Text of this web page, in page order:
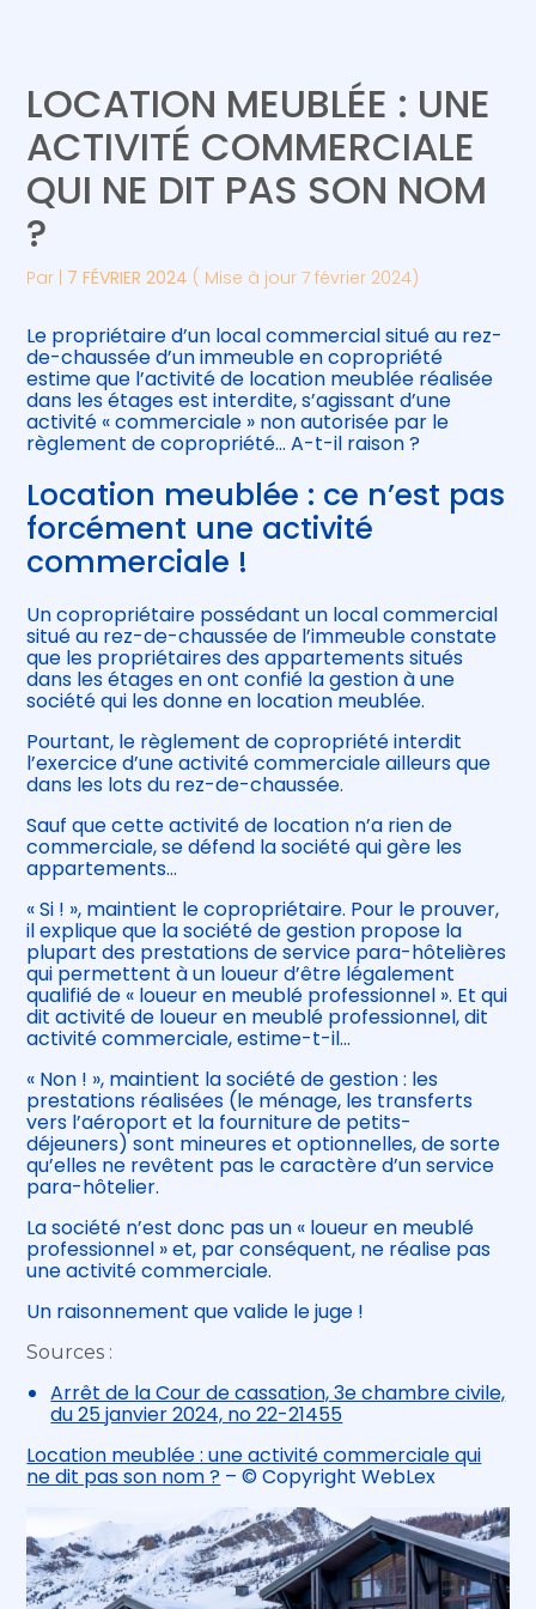
Gérer votre quotidien
Piloter votre entreprise
Développer votre entreprise
Être prêt pour la facturation
électronique
Suivre votre comptabilité
Gérer vos ressources humaines
LOCATION MEUBLÉE : UNE
ACTIVITÉ COMMERCIALE
QUI NE DIT PAS SON NOM
?
Par | 7 FÉVRIER 2024 ( Mise à jour 7 février 2024)
Le propriétaire d’un local commercial situé au rez-
de-chaussée d’un immeuble en copropriété
estime que l’activité de location meublée réalisée
dans les étages est interdite, s’agissant d’une
activité « commerciale » non autorisée par le
règlement de copropriété… A-t-il raison ?
Location meublée : ce n’est pas
forcément une activité
commerciale !
Un copropriétaire possédant un local commercial
situé au rez-de-chaussée de l’immeuble constate
que les propriétaires des appartements situés
dans les étages en ont confié la gestion à une
société qui les donne en location meublée.
Pourtant, le règlement de copropriété interdit
l’exercice d’une activité commerciale ailleurs que
dans les lots du rez-de-chaussée.
Sauf que cette activité de location n’a rien de
commerciale, se défend la société qui gère les
appartements…
« Si ! », maintient le copropriétaire. Pour le prouver,
il explique que la société de gestion propose la
plupart des prestations de service para-hôtelières
qui permettent à un loueur d’être légalement
qualifié de « loueur en meublé professionnel ». Et qui
dit activité de loueur en meublé professionnel, dit
activité commerciale, estime-t-il…
« Non ! », maintient la société de gestion : les
prestations réalisées (le ménage, les transferts
vers l’aéroport et la fourniture de petits-
déjeuners) sont mineures et optionnelles, de sorte
qu’elles ne revêtent pas le caractère d’un service
para-hôtelier.
La société n’est donc pas un « loueur en meublé
professionnel » et, par conséquent, ne réalise pas
une activité commerciale.
Un raisonnement que valide le juge !
Sources :
Arrêt de la Cour de cassation, 3e chambre civile,
du 25 janvier 2024, no 22-21455
Location meublée : une activité commerciale qui
ne dit pas son nom ? – © Copyright WebLex